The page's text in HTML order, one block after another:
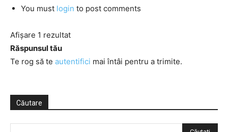
You must login to post comments
Afișare 1 rezultat
Răspunsul tău
Te rog să te autentifici mai întâi pentru a trimite.
Căutare